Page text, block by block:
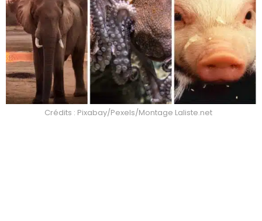
Crédits : Pixabay/Pexels/Montage Laliste.net